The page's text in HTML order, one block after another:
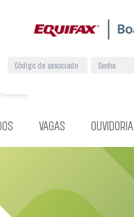
VAGAS OUVIDORIA